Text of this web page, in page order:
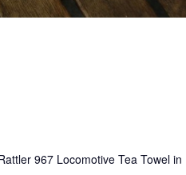
967 Locomotive Tea Towel in